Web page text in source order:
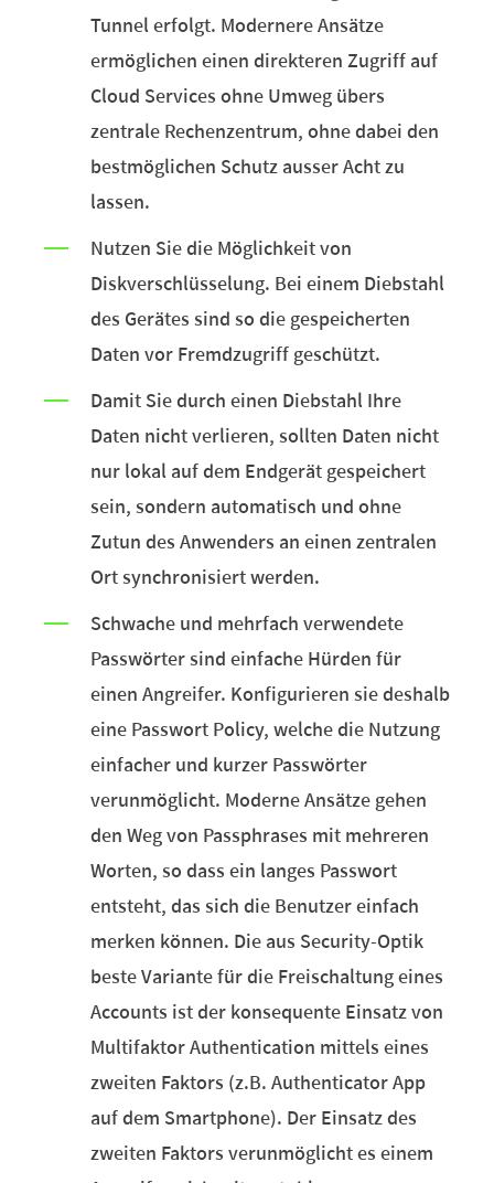
Tunnel erfolgt. Modernere Ansätze
ermöglichen einen direkteren Zugriff auf
Cloud Services ohne Umweg übers
zentrale Rechenzentrum, ohne dabei den
bestmöglichen Schutz ausser Acht zu
lassen.
Nutzen Sie die Möglichkeit von
Diskverschlüsselung. Bei einem Diebstahl
des Gerätes sind so die gespeicherten
Daten vor Fremdzugriff geschützt.
Damit Sie durch einen Diebstahl Ihre
Daten nicht verlieren, sollten Daten nicht
nur lokal auf dem Endgerät gespeichert
sein, sondern automatisch und ohne
Zutun des Anwenders an einen zentralen
Ort synchronisiert werden.
Schwache und mehrfach verwendete
Passwörter sind einfache Hürden für
einen Angreifer. Konfigurieren sie deshalb
eine Passwort Policy, welche die Nutzung
einfacher und kurzer Passwörter
verunmöglicht. Moderne Ansätze gehen
den Weg von Passphrases mit mehreren
Worten, so dass ein langes Passwort
entsteht, das sich die Benutzer einfach
merken können. Die aus Security-Optik
beste Variante für die Freischaltung eines
Accounts ist der konsequente Einsatz von
Multifaktor Authentication mittels eines
zweiten Faktors (z.B. Authenticator App
auf dem Smartphone). Der Einsatz des
zweiten Faktors verunmöglicht es einem